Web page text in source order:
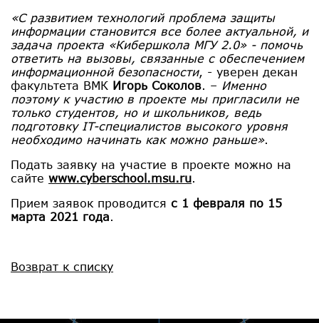
«С развитием технологий проблема защиты
информации становится все более актуальной, и
задача проекта «Кибершкола МГУ 2.0» - помочь
ответить на вызовы, связанные с обеспечением
информационной безопасности, - уверен декан
факультета ВМК Игорь Соколов. – Именно
поэтому к участию в проекте мы пригласили не
только студентов, но и школьников, ведь
подготовку IT-специалистов высокого уровня
необходимо начинать как можно раньше».
Подать заявку на участие в проекте можно на
сайте www.cyberschool.msu.ru.
Прием заявок проводится с 1 февраля по 15
марта 2021 года.
Возврат к списку